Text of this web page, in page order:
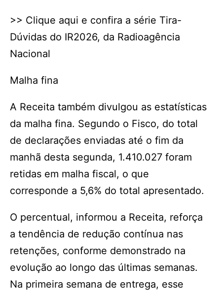
>> Clique aqui e confira a série Tira-
Dúvidas do IR2026, da Radioagência
Nacional
Malha fina
A Receita também divulgou as estatísticas
da malha fina. Segundo o Fisco, do total
de declarações enviadas até o fim da
manhã desta segunda, 1.410.027 foram
retidas em malha fiscal, o que
corresponde a 5,6% do total apresentado.
O percentual, informou a Receita, reforça
a tendência de redução contínua nas
retenções, conforme demonstrado na
evolução ao longo das últimas semanas.
Na primeira semana de entrega, esse